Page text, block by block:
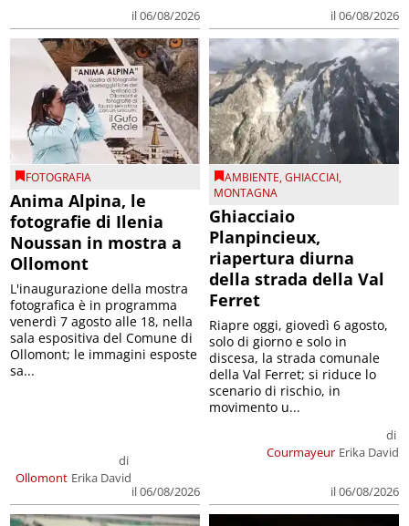
il 06/08/2026 il 06/08/2026
FOTOGRAFIA
Anima Alpina, le
fotografie di Ilenia
Noussan in mostra a
Ollomont
Ollomont
di
Erika David
il 06/08/2026
L'inaugurazione della mostra
fotografica è in programma
venerdì 7 agosto alle 18, nella
sala espositiva del Comune di
Ollomont; le immagini esposte
sa...
AMBIENTE,GHIACCIAI,
MONTAGNA
Ghiacciaio
Planpincieux,
riapertura diurna
della strada della Val
Ferret
Courmayeur
di
Erika David
il 06/08/2026
Riapre oggi, giovedì 6 agosto,
solo di giorno e solo in
discesa, la strada comunale
della Val Ferret; si riduce lo
scenario di rischio, in
movimento u...